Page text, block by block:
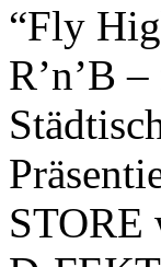
“Fly
R’n’B
STORE